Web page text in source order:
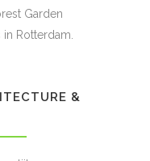
Garden
Rotterdam.
&